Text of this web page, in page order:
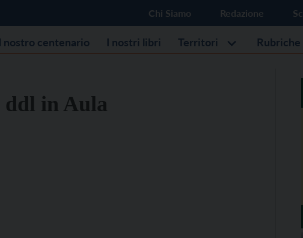
Chi Siamo Redazione
nostro centenario I nostri libri Territori Rubriche
ddl in Aula